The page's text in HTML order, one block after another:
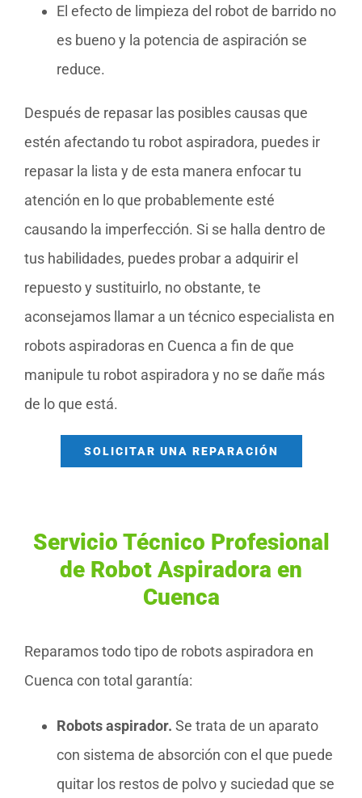
El efecto de limpieza del robot de barrido no
es bueno y la potencia de aspiración se
reduce.
Después de repasar las posibles causas que
estén afectando tu robot aspiradora, puedes ir
repasar la lista y de esta manera enfocar tu
atención en lo que probablemente esté
causando la imperfección. Si se halla dentro de
tus habilidades, puedes probar a adquirir el
repuesto y sustituirlo, no obstante, te
aconsejamos llamar a un técnico especialista en
robots aspiradoras en Cuenca a fin de que
manipule tu robot aspiradora y no se dañe más
de lo que está.
SOLICITAR UNA REPARACIÓN
Servicio Técnico Profesional
de Robot Aspiradora en
Cuenca
Reparamos todo tipo de robots aspiradora en
Cuenca con total garantía:
Robots aspirador. Se trata de un aparato
con sistema de absorción con el que puede
quitar los restos de polvo y suciedad que se